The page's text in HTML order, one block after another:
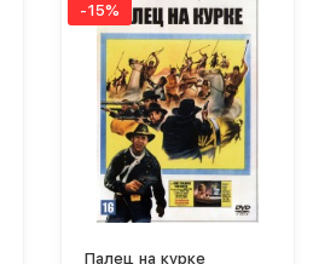
-15%
Палец на курке